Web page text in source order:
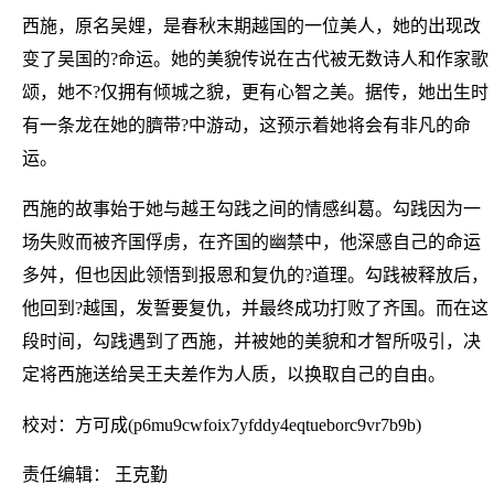
西施，原名吴娌，是春秋末期越国的一位美人，她的出现改
变了吴国的?命运。她的美貌传说在古代被无数诗人和作家歌
颂，她不?仅拥有倾城之貌，更有心智之美。据传，她出生时
有一条龙在她的臍带?中游动，这预示着她将会有非凡的命
运。
西施的故事始于她与越王勾践之间的情感纠葛。勾践因为一
场失败而被齐国俘虏，在齐国的幽禁中，他深感自己的命运
多舛，但也因此领悟到报恩和复仇的?道理。勾践被释放后，
他回到?越国，发誓要复仇，并最终成功打败了齐国。而在这
段时间，勾践遇到了西施，并被她的美貌和才智所吸引，决
定将西施送给吴王夫差作为人质，以换取自己的自由。
校对：方可成(p6mu9cwfoix7yfddy4eqtueborc9vr7b9b)
责任编辑： 王克勤